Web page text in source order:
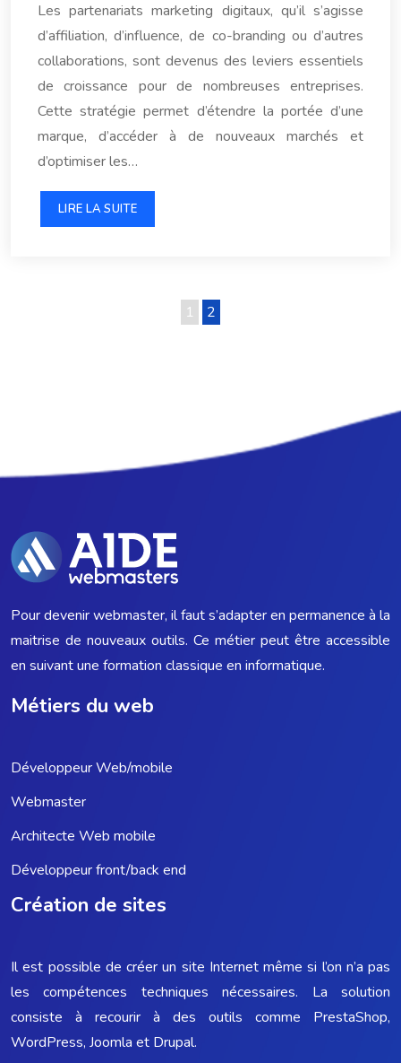
Les partenariats marketing digitaux, qu’il s’agisse
d’affiliation, d’influence, de co-branding ou d’autres
collaborations, sont devenus des leviers essentiels
de croissance pour de nombreuses entreprises.
Cette stratégie permet d’étendre la portée d’une
marque, d’accéder à de nouveaux marchés et
d’optimiser les…
LIRE LA SUITE
1 2
Pour devenir webmaster, il faut s’adapter en permanence à la
maitrise de nouveaux outils. Ce métier peut être accessible
en suivant une formation classique en informatique.
Métiers du web
Développeur Web/mobile
Webmaster
Architecte Web mobile
Développeur front/back end
Création de sites
Il est possible de créer un site Internet même si l’on n’a pas
les compétences techniques nécessaires. La solution
consiste à recourir à des outils comme PrestaShop,
WordPress, Joomla et Drupal.